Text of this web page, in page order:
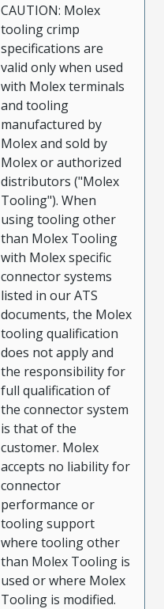
CAUTION: Molex
tooling crimp
specifications are
valid only when used
with Molex terminals
and tooling
manufactured by
Molex and sold by
Molex or authorized
distributors ("Molex
Tooling"). When
using tooling other
than Molex Tooling
with Molex specific
connector systems
listed in our ATS
documents, the Molex
tooling qualification
does not apply and
the responsibility for
full qualification of
the connector system
is that of the
customer. Molex
accepts no liability for
connector
performance or
tooling support
where tooling other
than Molex Tooling is
used or where Molex
Tooling is modified.